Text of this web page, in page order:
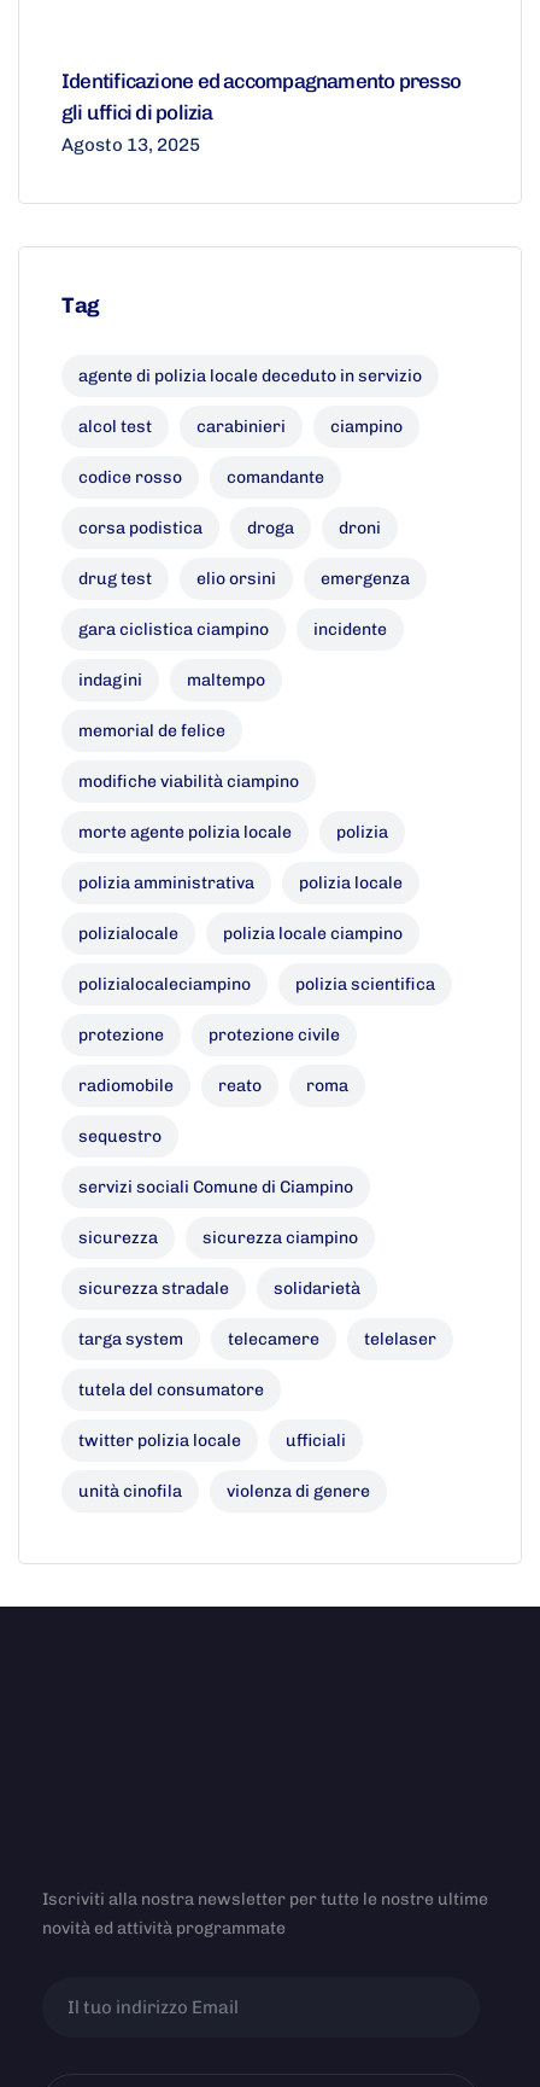
Identificazione ed accompagnamento presso
gli uffici di polizia
Agosto 13, 2025
Tag
agente di polizia locale deceduto in servizio
alcol test carabinieri ciampino
codice rosso comandante
corsa podistica droga droni
drug test elio orsini emergenza
gara ciclistica ciampino incidente
indagini maltempo
memorial de felice
modifiche viabilità ciampino
morte agente polizia locale polizia
polizia amministrativa polizia locale
polizialocale polizia locale ciampino
polizialocaleciampino polizia scientifica
protezione protezione civile
radiomobile reato roma
sequestro
servizi sociali Comune di Ciampino
sicurezza sicurezza ciampino
sicurezza stradale solidarietà
targa system telecamere telelaser
tutela del consumatore
twitter polizia locale ufficiali
unità cinofila violenza di genere
Iscriviti alla nostra newsletter per tutte le nostre ultime
novità ed attività programmate